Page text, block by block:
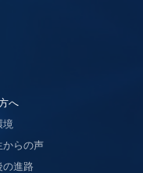
へ
境
からの声
の進路